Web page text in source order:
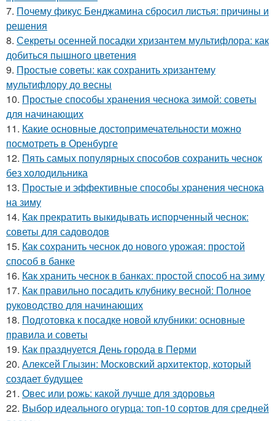
7. Почему фикус Бенджамина сбросил листья: причины и
решения
8. Секреты осенней посадки хризантем мультифлора: как
добиться пышного цветения
9. Простые советы: как сохранить хризантему
мультифлору до весны
10. Простые способы хранения чеснока зимой: советы
для начинающих
11. Какие основные достопримечательности можно
посмотреть в Оренбурге
12. Пять самых популярных способов сохранить чеснок
без холодильника
13. Простые и эффективные способы хранения чеснока
на зиму
14. Как прекратить выкидывать испорченный чеснок:
советы для садоводов
15. Как сохранить чеснок до нового урожая: простой
способ в банке
16. Как хранить чеснок в банках: простой способ на зиму
17. Как правильно посадить клубнику весной: Полное
руководство для начинающих
18. Подготовка к посадке новой клубники: основные
правила и советы
19. Как празднуется День города в Перми
20. Алексей Глызин: Московский архитектор, который
создает будущее
21. Овес или рожь: какой лучше для здоровья
22. Выбор идеального огурца: топ-10 сортов для средней